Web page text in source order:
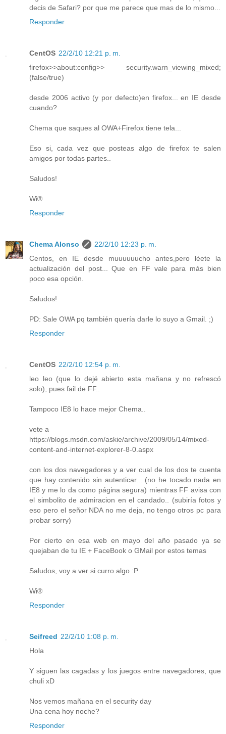
decis de Safari? por que me parece que mas de lo mismo...
Responder
CentOS 22/2/10 12:21 p. m.
firefox>>about:config>> security.warn_viewing_mixed;
(false/true)
desde 2006 activo (y por defecto)en firefox... en IE desde
cuando?
Chema que saques al OWA+Firefox tiene tela...
Eso si, cada vez que posteas algo de firefox te salen
amigos por todas partes..
Saludos!
Wi®
Responder
Chema Alonso
22/2/10 12:23 p. m.
Centos, en IE desde muuuuuucho antes,pero léete la
actualización del post... Que en FF vale para más bien
poco esa opción.
Saludos!
PD: Sale OWA pq también quería darle lo suyo a Gmail. ;)
Responder
CentOS 22/2/10 12:54 p. m.
leo leo (que lo dejé abierto esta mañana y no refrescó
solo), pues fail de FF..
Tampoco IE8 lo hace mejor Chema..
vete a
https://blogs.msdn.com/askie/archive/2009/05/14/mixed-
content-and-internet-explorer-8-0.aspx
con los dos navegadores y a ver cual de los dos te cuenta
que hay contenido sin autenticar... (no he tocado nada en
IE8 y me lo da como página segura) mientras FF avisa con
el simbolito de admiracion en el candado.. (subiría fotos y
eso pero el señor NDA no me deja, no tengo otros pc para
probar sorry)
Por cierto en esa web en mayo del año pasado ya se
quejaban de tu IE + FaceBook o GMail por estos temas
Saludos, voy a ver si curro algo :P
Wi®
Responder
Seifreed 22/2/10 1:08 p. m.
Hola
Y siguen las cagadas y los juegos entre navegadores, que
chuli xD
Nos vemos mañana en el security day
Una cena hoy noche?
Responder